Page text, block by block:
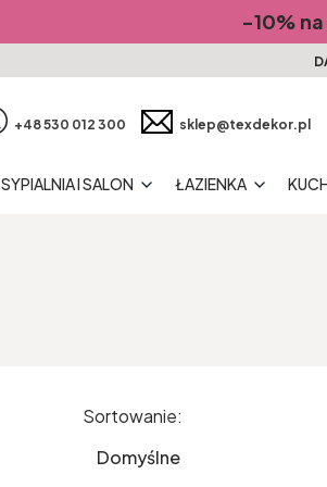
-10%
+48 530 012 300 sklep@texdekor.pl
SYPIALNIA I SALON ŁAZIENKA
Lista produktów
Sortowanie:
Domyślne